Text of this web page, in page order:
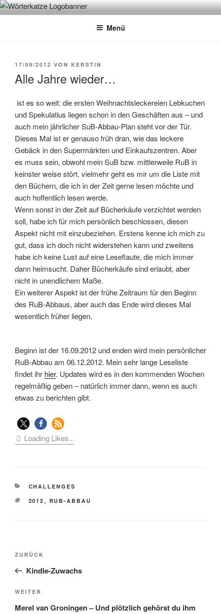
Zum
InhaltWÖRTERKATZE
Von Büchern erzählen
Menü
VERÖFFENTLICHT
17/09/2012 VON KERSTIN
Alle Jahre wieder…
ist es so weit: die ersten Weihnachtsleckereien Lebkuchen
und Spekulatius liegen schon in den Geschäften aus – und
auch mein jährlicher SuB-Abbau-Plan steht vor der Tür.
Dieses Mal ist er genauso früh dran, wie das leckere
Gebäck in den Supermärkten und Einkaufszentren. Aber
es muss sein, obwohl mein SuB bzw. mittlerweile RuB in
keinster weise stört, vielmehr geht es mir um die Liste mit
den Büchern, die ich in der Zeit gerne lesen möchte und
auch hoffentlich lesen werde.
Wenn sonst in der Zeit auf Bücherkäufe verzichtet werden
soll, habe ich für mich persönlich beschlossen, diesen
Aspekt nicht mit einzubeziehen. Erstens kenne ich mich zu
gut, dass ich doch nicht widerstehen kann und zweitens
habe ich keine Lust auf eine Leseflaute, die mich immer
dann heimsucht. Daher Bücherkäufe sind erlaubt, aber
nicht in unendlichem Maße.
Ein weiterer Aspekt ist der frühe Zeitraum für den Beginn
des RuB-Abbaus, aber auch das Ende wird dieses Mal
wesentlich früher liegen.
Beginn ist der 16.09.2012 und enden wird mein persönlicher
RuB-Abbau am 06.12.2012. Mein sehr lange Leseliste
findet ihr hier. Updates wird es in den kommenden Wochen
regelmäßig geben – natürlich immer dann, wenn es auch
etwas zu berichten gibt.
Loading Likes...
KATEGORIEN
CHALLENGES
SCHLAGWÖRTER
2012 , RUB-ABBAU
Beitragsnavigation
Vorheriger
Beitrag
ZURÜCK
Kindle-Zuwachs
Nächster
Beitrag
WEITER
Merel van Groningen – Und plötzlich gehörst du ihm